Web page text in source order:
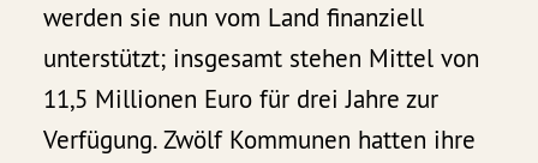
werden sie nun vom Land finanziell
unterstützt; insgesamt stehen Mittel von
11,5 Millionen Euro für drei Jahre zur
Verfügung. Zwölf Kommunen hatten ihre